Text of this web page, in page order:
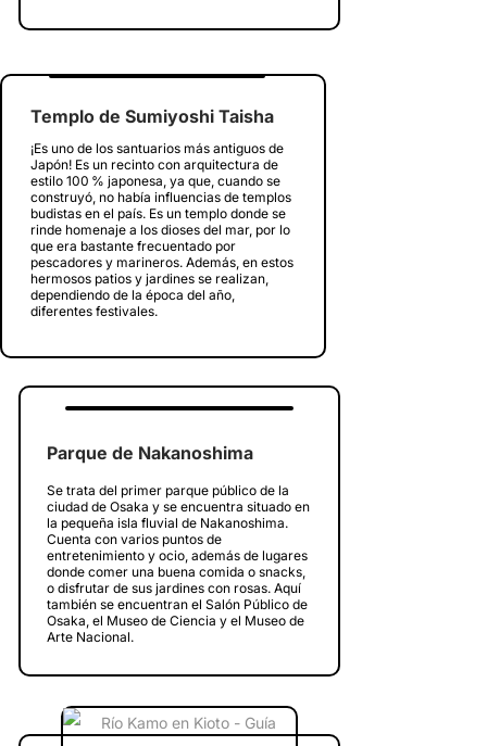
Templo de Sumiyoshi Taisha
¡Es uno de los santuarios más antiguos de
Japón! Es un recinto con arquitectura de
estilo 100 % japonesa, ya que, cuando se
construyó, no había influencias de templos
budistas en el país. Es un templo donde se
rinde homenaje a los dioses del mar, por lo
que era bastante frecuentado por
pescadores y marineros. Además, en estos
hermosos patios y jardines se realizan,
dependiendo de la época del año,
diferentes festivales.
Parque de Nakanoshima
Se trata del primer parque público de la
ciudad de Osaka y se encuentra situado en
la pequeña isla fluvial de Nakanoshima.
Cuenta con varios puntos de
entretenimiento y ocio, además de lugares
donde comer una buena comida o snacks,
o disfrutar de sus jardines con rosas. Aquí
también se encuentran el Salón Público de
Osaka, el Museo de Ciencia y el Museo de
Arte Nacional.